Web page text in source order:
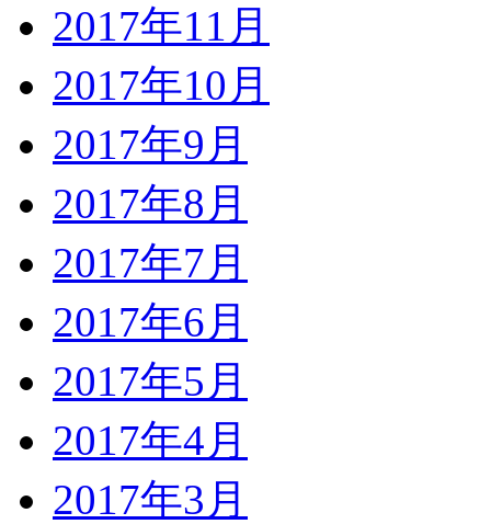
2017年11月
2017年10月
2017年9月
2017年8月
2017年7月
2017年6月
2017年5月
2017年4月
2017年3月